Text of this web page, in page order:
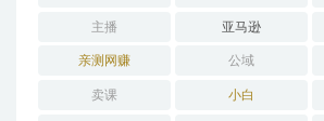
主播 亚马逊
亲测网赚 公域
卖课 小白